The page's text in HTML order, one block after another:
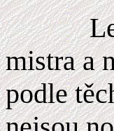
mistra a
podle